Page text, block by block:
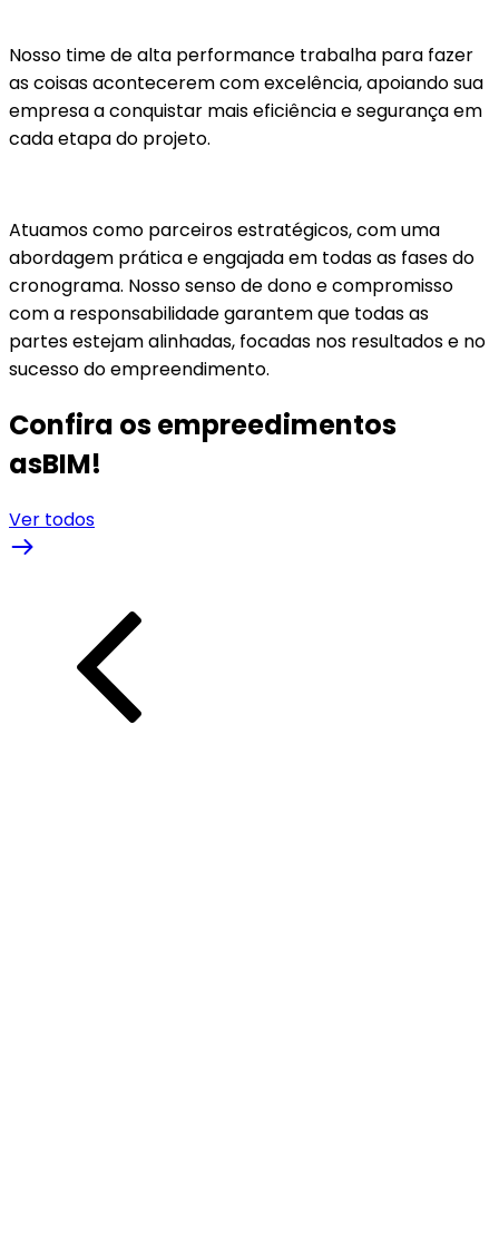
Nosso time de alta performance trabalha para fazer
as coisas acontecerem com excelência, apoiando sua
empresa a conquistar mais eficiência e segurança em
cada etapa do projeto.
Atuamos como parceiros estratégicos, com uma
abordagem prática e engajada em todas as fases do
cronograma. Nosso senso de dono e compromisso
com a responsabilidade garantem que todas as
partes estejam alinhadas, focadas nos resultados e no
sucesso do empreendimento.
Confira os empreedimentos
asBIM!
Ver todos